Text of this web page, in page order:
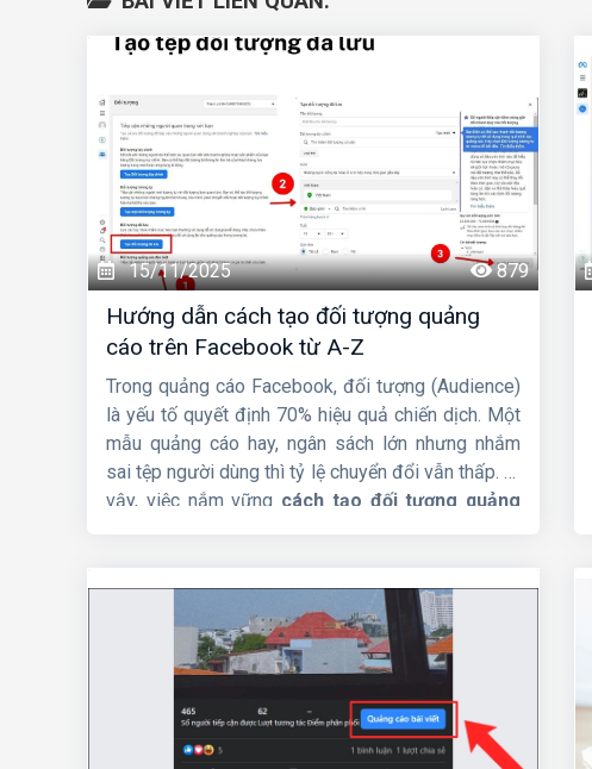
15/11/2025 879
Hướng dẫn cách tạo đối tượng quảng
cáo trên Facebook từ A-Z
Trong quảng cáo Facebook, đối tượng (Audience)
là yếu tố quyết định 70% hiệu quả chiến dịch. Một
mẫu quảng cáo hay, ngân sách lớn nhưng nhắm
sai tệp người dùng thì tỷ lệ chuyển đổi vẫn thấp. Vì
vậy, việc nắm vững cách tạo đối tượng quảng
đã chạy Ads lâu năm.